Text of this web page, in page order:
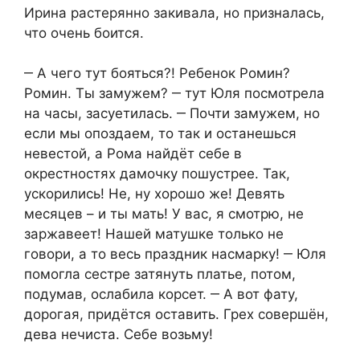
Ирина растерянно закивала, но призналась,
что очень боится.
‒ А чего тут бояться?! Ребенок Ромин?
Ромин. Ты замужем? ‒ тут Юля посмотрела
на часы, засуетилась. ‒ Почти замужем, но
если мы опоздаем, то так и останешься
невестой, а Рома найдёт себе в
окрестностях дамочку пошустрее. Так,
ускорились! Не, ну хорошо же! Девять
месяцев – и ты мать! У вас, я смотрю, не
заржавеет! Нашей матушке только не
говори, а то весь праздник насмарку! ‒ Юля
помогла сестре затянуть платье, потом,
подумав, ослабила корсет. ‒ А вот фату,
дорогая, придётся оставить. Грех совершён,
дева нечиста. Себе возьму!